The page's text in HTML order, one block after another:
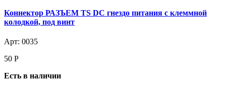
Коннектор РАЗЪЕМ TS DC гнездо питания с клеммной
колодкой, под винт
Арт: 0035
50 Р
Есть в наличии